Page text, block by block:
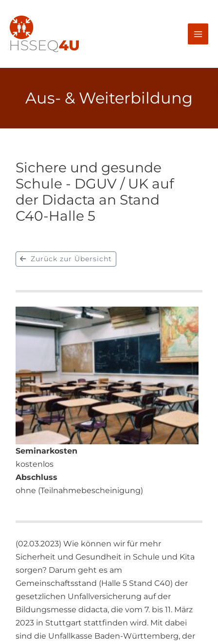
Inhalt
springen
Aus- & Weiterbildung
Sichere und gesunde
Schule - DGUV / UK auf
der Didacta an Stand
C40-Halle 5
Zurück zur Übersicht
Seminarkosten
kostenlos
Abschluss
ohne (Teilnahmebescheinigung)
(02.03.2023) Wie können wir für mehr
Sicherheit und Gesundheit in Schule und Kita
sorgen? Darum geht es am
Gemeinschaftsstand (Halle 5 Stand C40) der
gesetzlichen Unfallversicherung auf der
Bildungsmesse didacta, die vom 7. bis 11. März
2023 in Stuttgart stattfinden wird. Mit dabei
sind die Unfallkasse Baden-Württemberg, der